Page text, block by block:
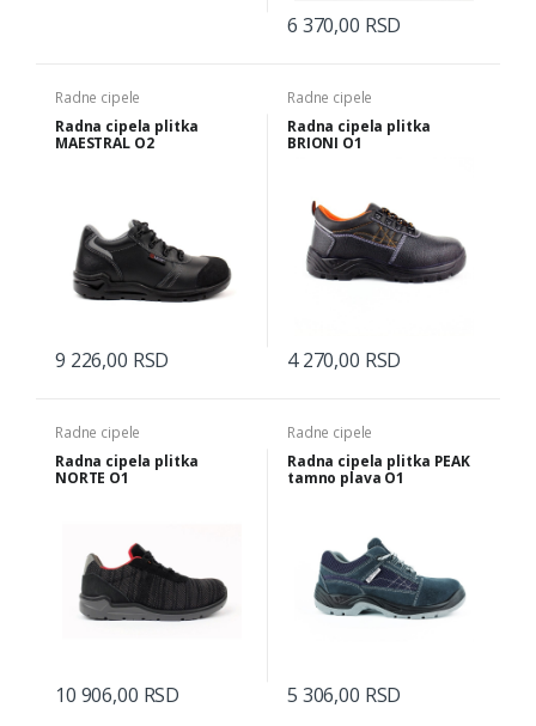
6 370,00 RSD
Radne cipele
Radna cipela plitka
MAESTRAL O2
9 226,00 RSD
Radne cipele
Radna cipela plitka
BRIONI O1
4 270,00 RSD
Radne cipele
Radna cipela plitka
NORTE O1
10 906,00 RSD
Radne cipele
Radna cipela plitka PEAK
tamno plava O1
5 306,00 RSD